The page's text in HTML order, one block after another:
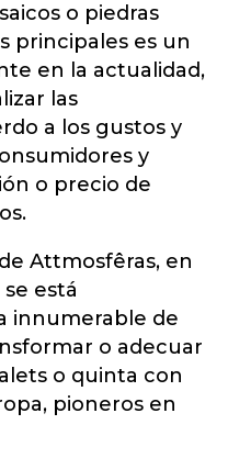
o piedras
principales es un
en la actualidad,
las
a los gustos y
y
o precio de
Attmosfêras, en
está
innumerable de
o adecuar
o quinta con
pioneros en